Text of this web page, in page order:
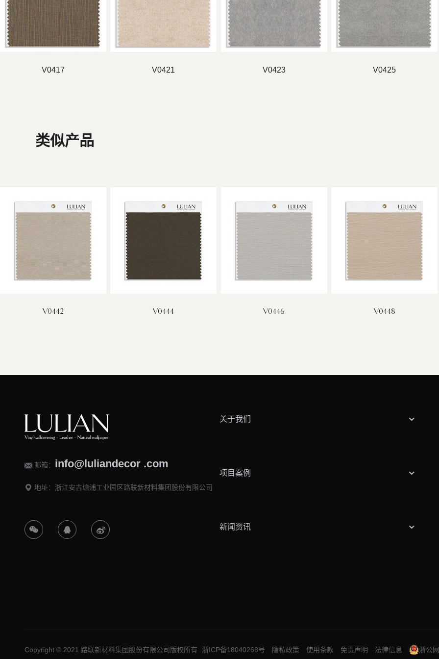
V0417 V0421 V0423 V0425
类似产品
V0442 V0444 V0446 V0448
邮箱： info@luliandecor .com
地址：浙江安吉塘浦工业园区路联新材料集团股份有限公司
关于我们
项目案例
新闻资讯
Copyright © 2021 路联新材料集团股份有限公司版权所有 浙ICP备18040268号 隐私政策 使用条款 免责声明 法律信息 浙公